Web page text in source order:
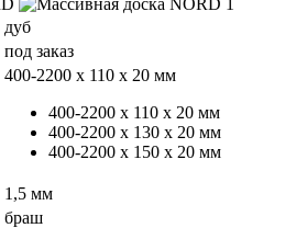
дуб
под заказ
400-2200 х 110 x 20 мм
400-2200 х 110 x 20 мм
400-2200 х 130 x 20 мм
400-2200 х 150 x 20 мм
1,5 мм
браш